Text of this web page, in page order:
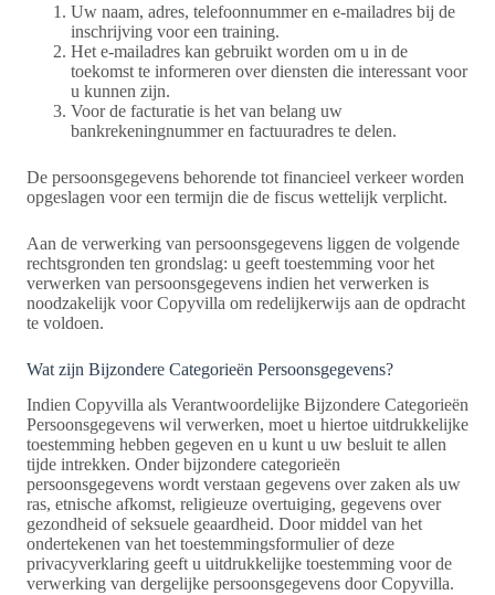
Uw naam, adres, telefoonnummer en e-mailadres bij de
inschrijving voor een training.
Het e-mailadres kan gebruikt worden om u in de
toekomst te informeren over diensten die interessant voor
u kunnen zijn.
Voor de facturatie is het van belang uw
bankrekeningnummer en factuuradres te delen.
De persoonsgegevens behorende tot financieel verkeer worden
opgeslagen voor een termijn die de fiscus wettelijk verplicht.
Aan de verwerking van persoonsgegevens liggen de volgende
rechtsgronden ten grondslag: u geeft toestemming voor het
verwerken van persoonsgegevens indien het verwerken is
noodzakelijk voor Copyvilla om redelijkerwijs aan de opdracht
te voldoen.
Wat zijn Bijzondere Categorieën Persoonsgegevens?
Indien Copyvilla als Verantwoordelijke Bijzondere Categorieën
Persoonsgegevens wil verwerken, moet u hiertoe uitdrukkelijke
toestemming hebben gegeven en u kunt u uw besluit te allen
tijde intrekken. Onder bijzondere categorieën
persoonsgegevens wordt verstaan gegevens over zaken als uw
ras, etnische afkomst, religieuze overtuiging, gegevens over
gezondheid of seksuele geaardheid. Door middel van het
ondertekenen van het toestemmingsformulier of deze
privacyverklaring geeft u uitdrukkelijke toestemming voor de
verwerking van dergelijke persoonsgegevens door Copyvilla.